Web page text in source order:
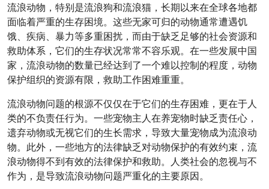
流浪动物，特别是流浪狗和流浪猫，长期以来在全球各地都
面临着严重的生存困境。这些无家可归的动物通常遭遇饥
饿、疾病、暴力等多重困扰，而由于缺乏足够的社会资源和
救助体系，它们的生存状况常常不容乐观。在一些发展中国
家，流浪动物的数量已经达到了一个难以控制的程度，动物
保护组织的资源有限，救助工作困难重重。
流浪动物问题的根源不仅仅在于它们的生存困难，更在于人
类的不负责任行为。一些宠物主人在养宠物时缺乏责任心，
遗弃动物或无视它们的生长需求，导致大量宠物成为流浪动
物。此外，一些地方的法律缺乏对动物保护的有效约束，流
浪动物得不到有效的法律保护和救助。人类社会的忽视与不
作为，是导致流浪动物问题严重化的主要原因。